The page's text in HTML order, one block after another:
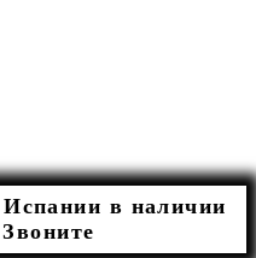
в наличии